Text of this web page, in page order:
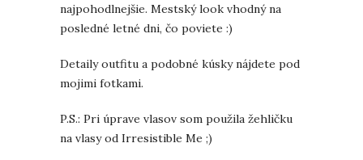
najpohodlnejšie. Mestský look vhodný na
posledné letné dni, čo poviete :)
Detaily outfitu a podobné kúsky nájdete pod
mojimi fotkami.
P.S.: Pri úprave vlasov som použila žehličku
na vlasy od Irresistible Me ;)